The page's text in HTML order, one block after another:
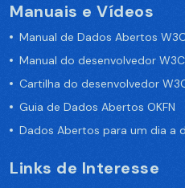
Manuais e Vídeos
Manual de Dados Abertos
Manual do desenvolvedor W3C
Cartilha do desenvolvedor
Guia de Dados Abertos OKFN
Dados Abertos para um dia a
Links de Interesse